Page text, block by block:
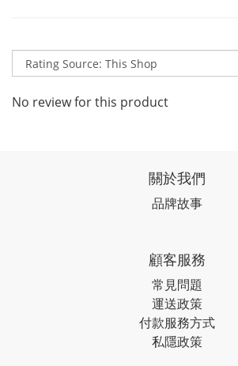
No review for this product
關於我們
品牌故事
顧客服務
常見問題
運送政策
付款服務方式
私隱政策